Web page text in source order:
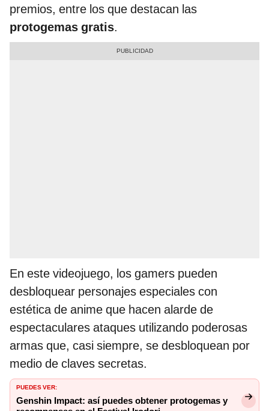
premios, entre los que destacan las
protogemas gratis.
En este videojuego, los gamers pueden
desbloquear personajes especiales con
estética de anime que hacen alarde de
espectaculares ataques utilizando poderosas
armas que, casi siempre, se desbloquean por
medio de claves secretas.
PUEDES VER:
Genshin Impact: así puedes obtener protogemas y